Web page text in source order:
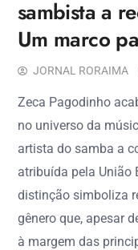
sambista a
Um marco
JORNAL RORAIMA
Zeca Pagodinho
no universo da
artista do samba a
atribuída pela União
distinção simboliza
gênero que, apesar
à margem das